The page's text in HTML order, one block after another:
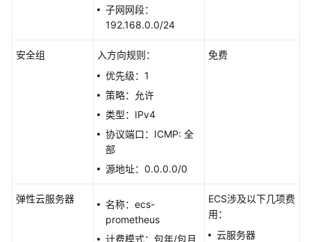
与
搭
子网网段：
192.168.0.0/24
安全组
入方向规则：
优先级：1
策略：允许
类型：IPv4
协议端口：ICMP: 全
部
源地址：0.0.0.0/0
免费
弹性云服务器
名称：ecs-
prometheus
计费模式：包年/包月
ECS涉及以下几项费
用：
云服务器